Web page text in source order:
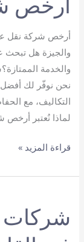
أرخص شركة نقل
والجيزة هل
والخدمة
نحن نوفّر لك أفضل
التكاليف، مع
لماذا نُعتبر أرخص
أرخص
نقل
قراءة المزيد »
شركات